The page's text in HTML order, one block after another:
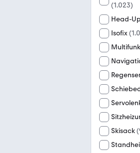
(1.023)
Head-
Isofix(
Skisack(